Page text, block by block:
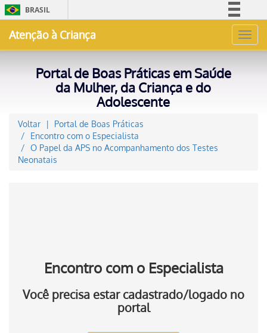
BRASIL
Acesso à informação
Atenção à Criança
Portal de Boas Práticas em Saúde
da Mulher, da Criança e do
Adolescente
Voltar
Portal de Boas Práticas
Encontro com o Especialista
O Papel da APS no Acompanhamento dos Testes
Neonatais
Encontro com o Especialista
Você precisa estar cadastrado/logado no
portal